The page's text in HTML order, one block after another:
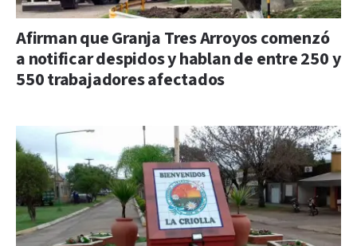
Afirman que Granja Tres Arroyos comenzó
a notificar despidos y hablan de entre 250 y
550 trabajadores afectados